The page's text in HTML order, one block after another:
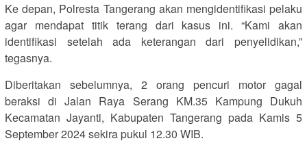
Ke depan, Polresta Tangerang akan mengidentifikasi pelaku
agar mendapat titik terang dari kasus ini. “Kami akan
identifikasi setelah ada keterangan dari penyelidikan,”
tegasnya.
Diberitakan sebelumnya, 2 orang pencuri motor gagal
beraksi di Jalan Raya Serang KM.35 Kampung Dukuh
Kecamatan Jayanti, Kabupaten Tangerang pada Kamis 5
September 2024 sekira pukul 12.30 WIB.